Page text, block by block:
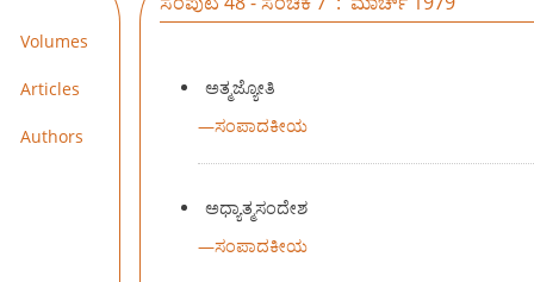
Volumes
Articles
Authors
ಅತ್ಮಜ್ಯೋತಿ
—ಸಂಪಾದಕೀಯ
ಅಧ್ಯಾತ್ಮಸಂದೇಶ
—ಸಂಪಾದಕೀಯ